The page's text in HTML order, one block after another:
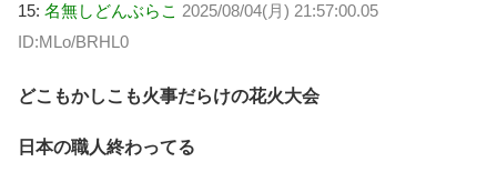
15: 名無しどんぶらこ 2025/08/04(月) 21:57:00.05
ID:MLo/BRHL0
どこもかしこも火事だらけの花火大会
日本の職人終わってる